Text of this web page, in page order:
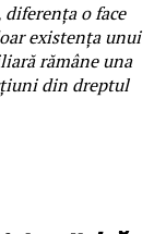
o face
existența unui
rămâne una
din dreptul